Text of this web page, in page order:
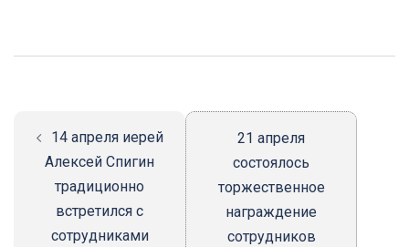
Навигация
14 апреля иерей
Алексей Спигин
традиционно
встретился с
сотрудниками
21 апреля
состоялось
торжественное
награждение
сотрудников